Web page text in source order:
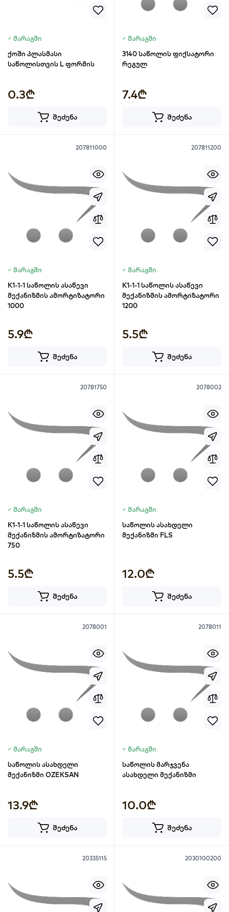
მარაგში
ქოში პლასმასი
საწოლისთვის L ფორმის
0.3₾
შეძენა
მარაგში
3140 საწოლის ფიქსატორი
რეგულ
7.4₾
შეძენა
207811000
მარაგში
K1-1-1 საწოლის ასაწევი
მექანიზმის ამორტიზატორი
1000
5.9₾
შეძენა
207811200
მარაგში
K1-1-1 საწოლის ასაწევი
მექანიზმის ამორტიზატორი
1200
5.5₾
შეძენა
20781750
მარაგში
K1-1-1 საწოლის ასაწევი
მექანიზმის ამორტიზატორი
750
5.5₾
შეძენა
2078002
მარაგში
საწოლის ასახდელი
მექანიზმი FLS
12.0₾
შეძენა
2078001
მარაგში
საწოლის ასახდელი
მექანიზმი OZEKSAN
13.9₾
შეძენა
2078011
მარაგში
საწოლის მარჯვენა
ასახდელი მექანიზმი
10.0₾
შეძენა
20335115 2030100200